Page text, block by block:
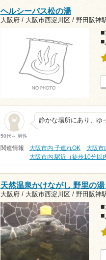
ヘルシーバス松の湯
大阪府 / 大阪市西淀川区 / 野田阪神
■
■
50代～ 男性
静かな場所にあり、ゆ
関連情報 大阪市内 子連れOK 大阪市
大阪市内 駅近（徒歩10分以
天然温泉かけながし 野里の湯
大阪府 / 大阪市西淀川区 / 野田阪神
■
■